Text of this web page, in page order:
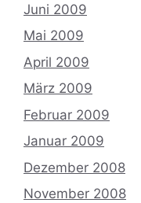
Juni 2009
Mai 2009
April 2009
März 2009
Februar 2009
Januar 2009
Dezember 2008
November 2008